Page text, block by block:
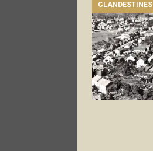
CLANDESTINES